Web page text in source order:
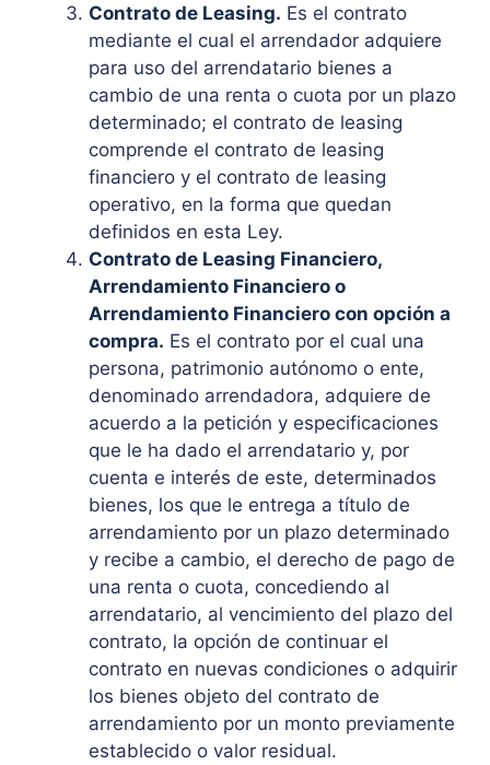
Contrato de Leasing. Es el contrato
mediante el cual el arrendador adquiere
para uso del arrendatario bienes a
cambio de una renta o cuota por un plazo
determinado; el contrato de leasing
comprende el contrato de leasing
financiero y el contrato de leasing
operativo, en la forma que quedan
definidos en esta Ley.
Contrato de Leasing Financiero,
Arrendamiento Financiero o
Arrendamiento Financiero con opción a
compra. Es el contrato por el cual una
persona, patrimonio autónomo o ente,
denominado arrendadora, adquiere de
acuerdo a la petición y especificaciones
que le ha dado el arrendatario y, por
cuenta e interés de este, determinados
bienes, los que le entrega a título de
arrendamiento por un plazo determinado
y recibe a cambio, el derecho de pago de
una renta o cuota, concediendo al
arrendatario, al vencimiento del plazo del
contrato, la opción de continuar el
contrato en nuevas condiciones o adquirir
los bienes objeto del contrato de
arrendamiento por un monto previamente
establecido o valor residual.